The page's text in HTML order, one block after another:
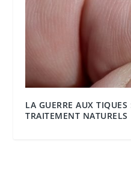
LA GUERRE AUX
TRAITEMENT NATURELS